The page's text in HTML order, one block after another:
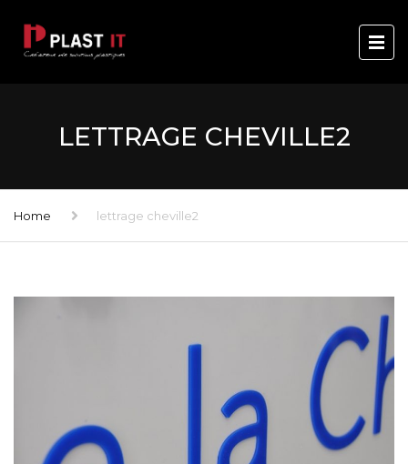
LETTRAGE CHEVILLE2
Home lettrage cheville2